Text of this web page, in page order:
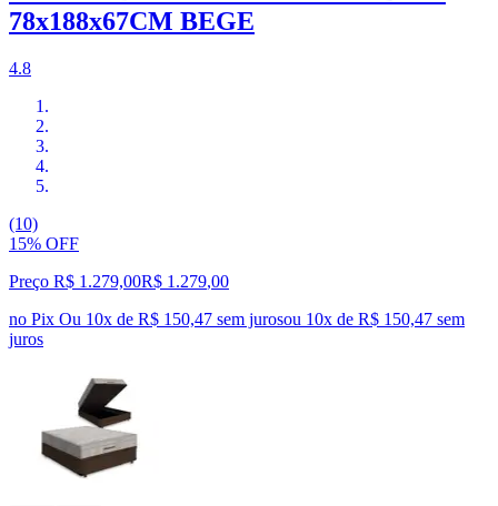
78x188x67CM BEGE
4.8
(10)
15% OFF
Preço R$ 1.279,00R$ 1.279,00
no Pix Ou 10x de R$ 150,47 sem jurosou 10x de R$ 150,47 sem
juros